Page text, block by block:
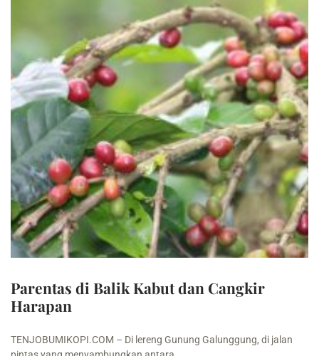
Parentas di Balik Kabut dan Cangkir
Harapan
TENJOBUMIKOPI.COM – Di lereng Gunung Galunggung, di jalan